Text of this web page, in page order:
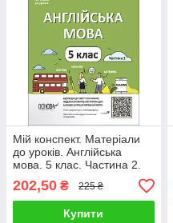
Мій конспект. Матеріали
до уроків. Англійська
мова. 5 клас. Частина 2.
ПАР002
202,50 ₴ 225 ₴
Купити